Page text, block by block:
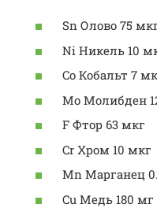
Sn Олово 75
Ni Никель 10
Co Кобальт 7
Mo Молибден
F Фтор 63 мкг
Cr Хром 10 мкг
Mn Марганец
Cu Медь 180 мг